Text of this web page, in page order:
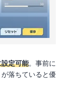
定可能。事前に
落ちていると優